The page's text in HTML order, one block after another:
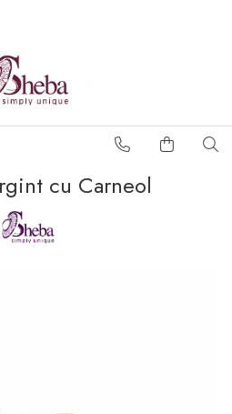
cu Carneol